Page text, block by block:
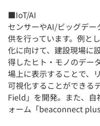
■IoT/AI
センサーやAI/ビッグデ
供を行っています。例と
化に向けて、建設現場に
得したヒト・モノのデー
場上に表示することで、
可視化することができる
Field」を開発。また、
ォーム「beaconnect